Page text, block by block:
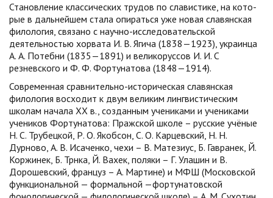
Становление классических трудов по славистике, на кото-
рые в дальнейшем стала опираться уже новая славянская
филология, связано с научно-исследовательской
деятельностью хорвата И. В. Ягича (1838—1923), украинца
А. А. Потебни (1835—1891) и великоруссов И. И. С
резневского и Ф. Ф. Фортунатова (1848—1914).
Современная сравнительно-историческая славянская
филология восходит к двум великим лингвистическим
школам начала ХХ в., созданным учениками и учениками
учеников Фортунатова: Пражской школе – русские учёные
Н. С. Трубецкой, Р. О. Якобсон, С. О. Карцевский, Н. Н.
Дурново, А. В. Исаченко, чехи – В. Матезиус, Б. Гавранек, Й.
Коржинек, Б. Трнка, Й. Вахек, поляки – Г. Улашин и В.
Дорошевский, француз – А. Мартине) и МФШ (Московской
функциональной — формальной —фортунатовской